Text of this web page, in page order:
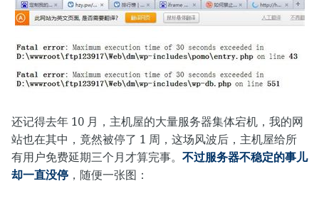
还记得去年 10 月，主机屋的大量服务器集体宕机，我的网
站也在其中，竟然被停了 1 周，这场风波后，主机屋给所
有用户免费延期三个月才算完事。 不过服务器不稳定的事儿
却一直没停 ，随便一张图：